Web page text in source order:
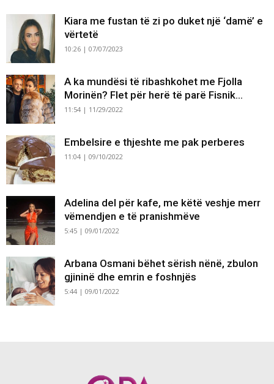
Kiara me fustan të zi po duket një ‘damë’ e
vërtetë
10:26 | 07/07/2023
A ka mundësi të ribashkohet me Fjolla
Morinën? Flet për herë të parë Fisnik...
11:54 | 11/29/2022
Embelsire e thjeshte me pak perberes
11:04 | 09/10/2022
Adelina del për kafe, me këtë veshje merr
vëmendjen e të pranishmëve
5:45 | 09/01/2022
Arbana Osmani bëhet sërish nënë, zbulon
gjininë dhe emrin e foshnjës
5:44 | 09/01/2022